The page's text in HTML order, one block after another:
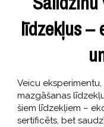
līdzekļus –
Veicu
mazgāšanas
šiem līdzekļiem –
sertificēts, bet